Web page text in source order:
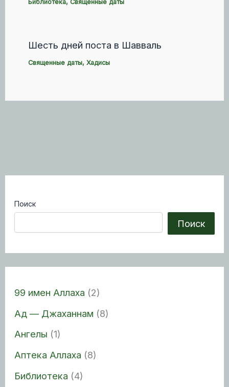
Поиск
Поиск
99 имен Аллаха (2)
Ад — Джаханнам (8)
Ангелы (1)
Аптека Аллаха (8)
Библиотека (4)
Библиотека,Священные даты
Шесть дней поста в Шавваль
Священные даты,Хадисы